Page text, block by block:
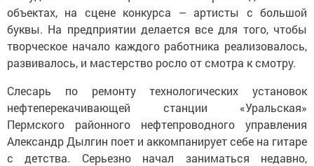
объектах, на сцене конкурса – артисты с большой
буквы. На предприятии делается все для того, чтобы
творческое начало каждого работника реализовалось,
развивалось, и мастерство росло от смотра к смотру.
Слесарь по ремонту технологических установок
нефтеперекачивающей станции «Уральская»
Пермского районного нефтепроводного управления
Александр Дылгин поет и аккомпанирует себе на гитаре
с детства. Серьезно начал заниматься недавно,